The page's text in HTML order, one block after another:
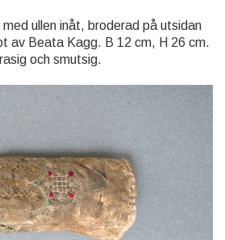
med ullen inåt, broderad på utsidan
av Beata Kagg. B 12 cm, H 26 cm.
och smutsig.